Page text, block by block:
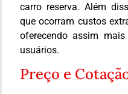
carro reserva. Além
que ocorram custos
oferecendo assim
usuários.
Preço e